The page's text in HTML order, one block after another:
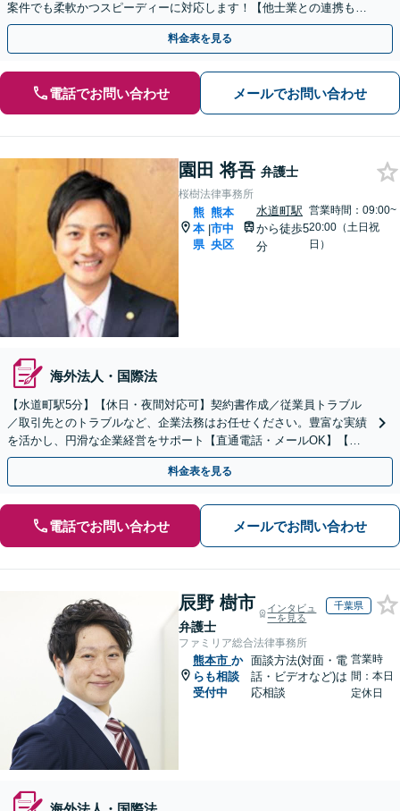
案件でも柔軟かつスピーディーに対応します！【他士業との連携も充
実】
料金表を見る
電話でお問い合わせ メールでお問い合わせ
園田 将吾 弁護士
桜樹法律事務所
熊
本
県
|
熊本
市中
央区
水道町駅
から徒歩5
分
営業時間：09:00~
20:00（土日祝
日）
海外法人・国際法
【水道町駅5分】【休日・夜間対応可】契約書作成／従業員トラブル
／取引先とのトラブルなど、企業法務はお任せください。豊富な実績
を活かし、円滑な企業経営をサポート【直通電話・メールOK】【不
動産・介護業界に精通】リーズナブルな料金プランあり
料金表を見る
電話でお問い合わせ メールでお問い合わせ
辰野 樹市
弁護士
インタビュ
ーを見る
千葉県
ファミリア総合法律事務所
熊本市 か
らも相談
受付中
面談方法(対面・電
話・ビデオなど)は
応相談
営業時
間：本日
定休日